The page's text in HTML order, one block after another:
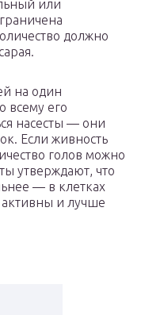
или
должно
на один
всему его
насесты — они
Если живность
голов можно
утверждают, что
— в клетках
активны и лучше